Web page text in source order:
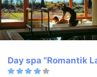
Day spa "Romantik